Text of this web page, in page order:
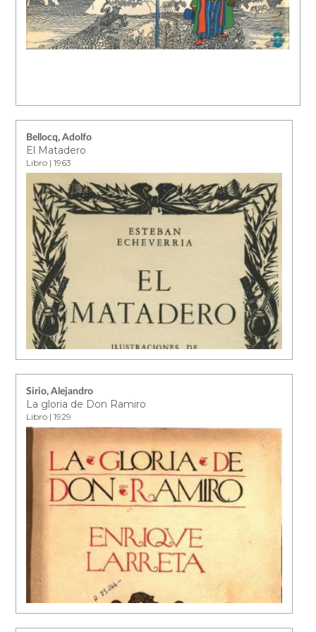
Bellocq, Adolfo
El Matadero
Libro | 1963
Sirio, Alejandro
La gloria de Don Ramiro
Libro | 1929